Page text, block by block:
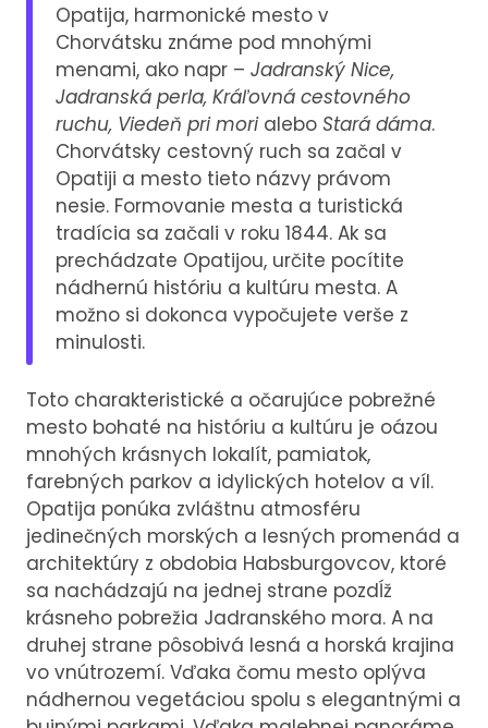
Opatija, harmonické mesto v
Chorvátsku známe pod mnohými
menami, ako napr – Jadranský Nice,
Jadranská perla, Kráľovná cestovného
ruchu, Viedeň pri morialebo Stará dáma.
Chorvátsky cestovný ruch sa začal v
Opatiji a mesto tieto názvy právom
nesie. Formovanie mesta a turistická
tradícia sa začali v roku 1844. Ak sa
prechádzate Opatijou, určite pocítite
nádhernú históriu a kultúru mesta. A
možno si dokonca vypočujete verše z
minulosti.
Toto charakteristické a očarujúce pobrežné
mesto bohaté na históriu a kultúru je oázou
mnohých krásnych lokalít, pamiatok,
farebných parkov a idylických hotelov a víl.
Opatija ponúka zvláštnu atmosféru
jedinečných morských a lesných promenád a
architektúry z obdobia Habsburgovcov, ktoré
sa nachádzajú na jednej strane pozdĺž
krásneho pobrežia Jadranského mora. A na
druhej strane pôsobivá lesná a horská krajina
vo vnútrozemí. Vďaka čomu mesto oplýva
nádhernou vegetáciou spolu s elegantnými a